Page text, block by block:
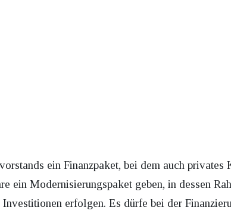
ein Finanzpaket, bei dem auch privates
ein Modernisierungspaket geben, in dessen
erfolgen. Es dürfe bei der